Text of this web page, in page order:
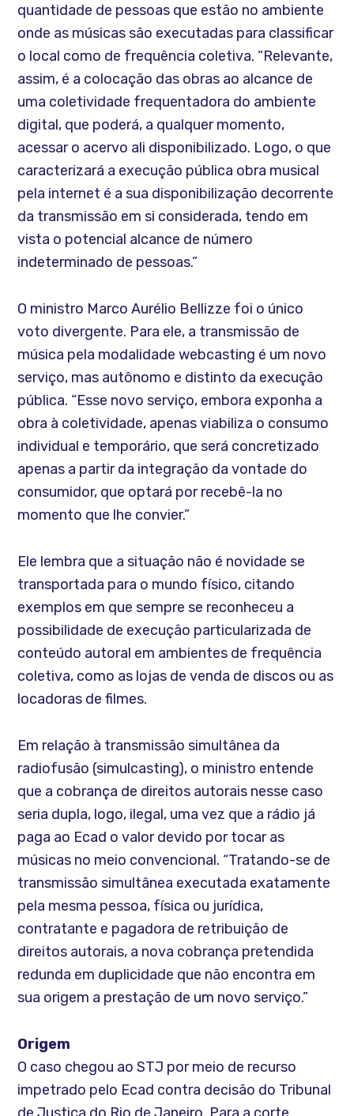
quantidade de pessoas que estão no ambiente
onde as músicas são executadas para classificar
o local como de frequência coletiva. “Relevante,
assim, é a colocação das obras ao alcance de
uma coletividade frequentadora do ambiente
digital, que poderá, a qualquer momento,
acessar o acervo ali disponibilizado. Logo, o que
caracterizará a execução pública obra musical
pela internet é a sua disponibilização decorrente
da transmissão em si considerada, tendo em
vista o potencial alcance de número
indeterminado de pessoas.”
O ministro Marco Aurélio Bellizze foi o único
voto divergente. Para ele, a transmissão de
música pela modalidade webcasting é um novo
serviço, mas autônomo e distinto da execução
pública. “Esse novo serviço, embora exponha a
obra à coletividade, apenas viabiliza o consumo
individual e temporário, que será concretizado
apenas a partir da integração da vontade do
consumidor, que optará por recebê-la no
momento que lhe convier.”
Ele lembra que a situação não é novidade se
transportada para o mundo físico, citando
exemplos em que sempre se reconheceu a
possibilidade de execução particularizada de
conteúdo autoral em ambientes de frequência
coletiva, como as lojas de venda de discos ou as
locadoras de filmes.
Em relação à transmissão simultânea da
radiofusão (simulcasting), o ministro entende
que a cobrança de direitos autorais nesse caso
seria dupla, logo, ilegal, uma vez que a rádio já
paga ao Ecad o valor devido por tocar as
músicas no meio convencional. “Tratando-se de
transmissão simultânea executada exatamente
pela mesma pessoa, física ou jurídica,
contratante e pagadora de retribuição de
direitos autorais, a nova cobrança pretendida
redunda em duplicidade que não encontra em
sua origem a prestação de um novo serviço.”
Origem
O caso chegou ao STJ por meio de recurso
impetrado pelo Ecad contra decisão do Tribunal